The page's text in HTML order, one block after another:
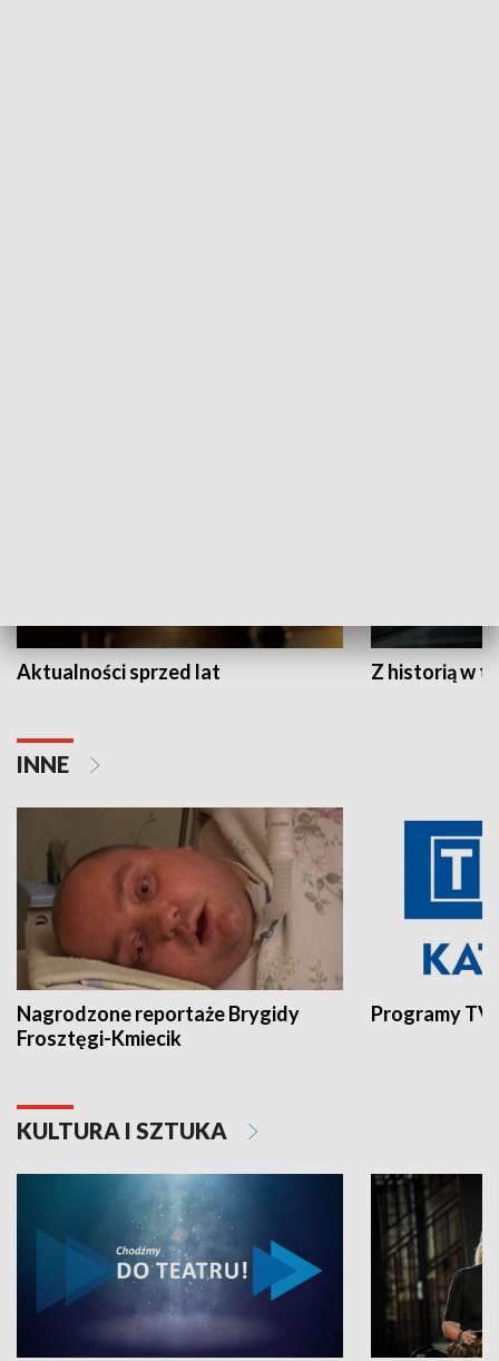
Aktualności sprzed lat Z historią w
INNE
Nagrodzone reportaże Brygidy
Frosztęgi-Kmiecik
Programy
KULTURA I SZTUKA